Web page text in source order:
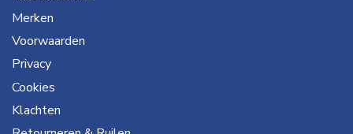
Merken
Voorwaarden
Privacy
Cookies
Klachten